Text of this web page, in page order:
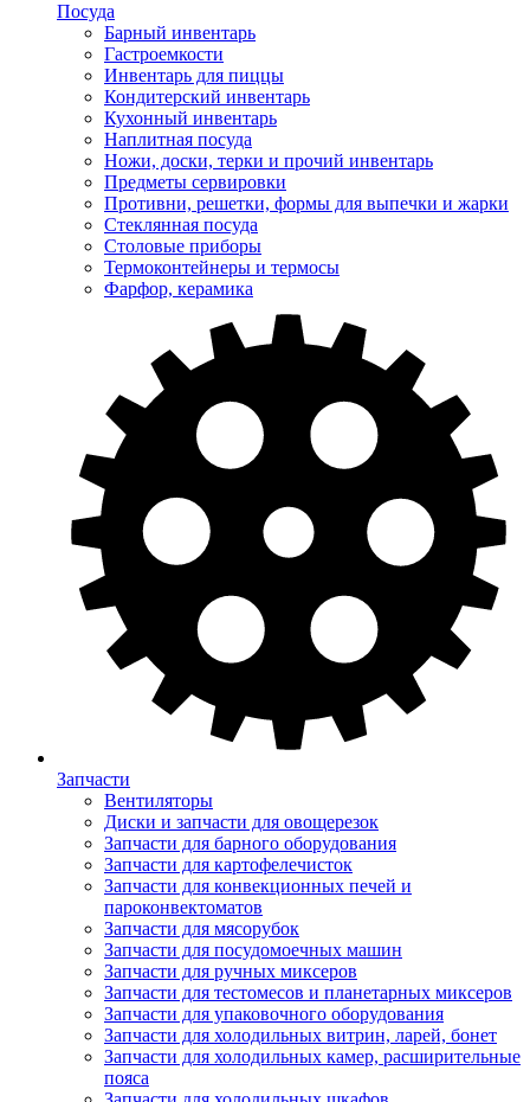
Посуда
Барный инвентарь
Гастроемкости
Инвентарь для пиццы
Кондитерский инвентарь
Кухонный инвентарь
Наплитная посуда
Ножи, доски, терки и прочий инвентарь
Предметы сервировки
Противни, решетки, формы для выпечки и жарки
Стеклянная посуда
Столовые приборы
Термоконтейнеры и термосы
Фарфор, керамика
Запчасти
Вентиляторы
Диски и запчасти для овощерезок
Запчасти для барного оборудования
Запчасти для картофелечисток
Запчасти для конвекционных печей и
пароконвектоматов
Запчасти для мясорубок
Запчасти для посудомоечных машин
Запчасти для ручных миксеров
Запчасти для тестомесов и планетарных миксеров
Запчасти для упаковочного оборудования
Запчасти для холодильных витрин, ларей, бонет
Запчасти для холодильных камер, расширительные
пояса